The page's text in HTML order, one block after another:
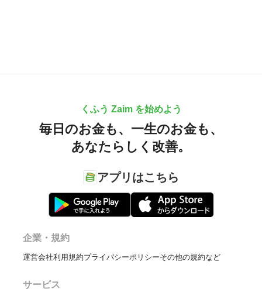
くふう Zaim を始めよう
毎日のお金も、 一生のお金も、
あなたらしく改善。
アプリはこちら
企業・規約
運営会社利用規約プライバシーポリシーその他の規約など
サービス